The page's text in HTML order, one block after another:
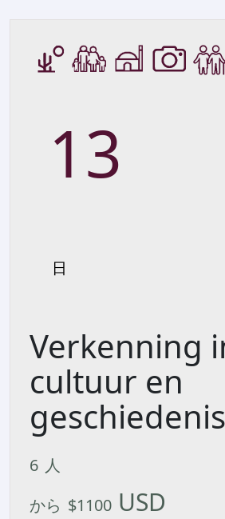
13
日
Verkenning
cultuur en
geschiedenis
6 人
から $1100 USD